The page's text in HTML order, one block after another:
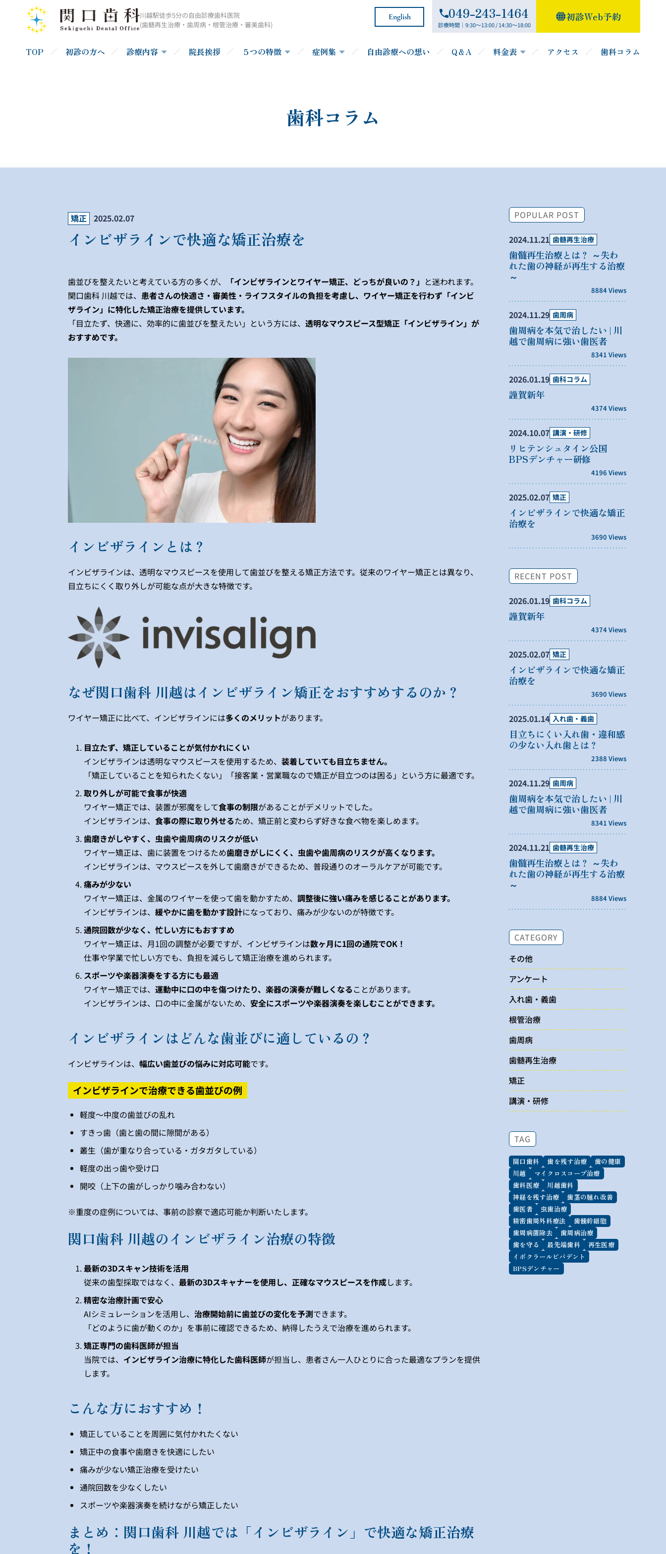
川越駅徒歩5分の自由診療歯科医院
(歯髄再生治療・歯周病・根管治療・審美歯科)
English 049-243-1464
診療時間｜9:30～13:00 / 14:30～18:00
初診Web予約
TOP 初診の方へ 診療内容 院長挨拶 ５つの特徴 症例集 自由診療への想い Q＆A 料金表 アクセス 歯科コラム
歯科コラム
矯正 2025.02.07
インビザラインで快適な矯正治療を
歯並びを整えたいと考えている方の多くが、 「インビザラインとワイヤー矯正、どっちが良いの？」 と迷われます。
関口歯科 川越では、 患者さんの快適さ・審美性・ライフスタイルの負担を考慮し、ワイヤー矯正を行わず「インビ
ザライン」に特化した矯正治療を提供しています。
「目立たず、快適に、効率的に歯並びを整えたい」という方には、 透明なマウスピース型矯正「インビザライン」が
おすすめです。
インビザラインとは？
インビザラインは、透明なマウスピースを使用して歯並びを整える矯正方法です。従来のワイヤー矯正とは異なり、
目立ちにくく取り外しが可能な点が大きな特徴です。
なぜ関口歯科 川越はインビザライン矯正をおすすめするのか？
ワイヤー矯正に比べて、インビザラインには多くのメリットがあります。
目立たず、矯正していることが気付かれにくい
インビザラインは透明なマウスピースを使用するため、 装着していても目立ちません。
「矯正していることを知られたくない」「接客業・営業職なので矯正が目立つのは困る」という方に最適です。
取り外しが可能で食事が快適
ワイヤー矯正では、装置が邪魔をして食事の制限があることがデメリットでした。
インビザラインは、 食事の際に取り外せるため、矯正前と変わらず好きな食べ物を楽しめます。
歯磨きがしやすく、虫歯や歯周病のリスクが低い
ワイヤー矯正は、歯に装置をつけるため歯磨きがしにくく、虫歯や歯周病のリスクが高くなります。
インビザラインは、マウスピースを外して歯磨きができるため、普段通りのオーラルケアが可能です。
痛みが少ない
ワイヤー矯正は、金属のワイヤーを使って歯を動かすため、 調整後に強い痛みを感じることがあります。
インビザラインは、 緩やかに歯を動かす設計になっており、痛みが少ないのが特徴です。
通院回数が少なく、忙しい方にもおすすめ
ワイヤー矯正は、月1回の調整が必要ですが、インビザラインは数ヶ月に1回の通院でOK！
仕事や学業で忙しい方でも、負担を減らして矯正治療を進められます。
スポーツや楽器演奏をする方にも最適
ワイヤー矯正では、 運動中に口の中を傷つけたり、楽器の演奏が難しくなることがあります。
インビザラインは、口の中に金属がないため、 安全にスポーツや楽器演奏を楽しむことができます。
インビザラインはどんな歯並びに適しているの？
インビザラインは、 幅広い歯並びの悩みに対応可能です。
インビザラインで治療できる歯並びの例
軽度〜中度の歯並びの乱れ
すきっ歯（歯と歯の間に隙間がある）
叢生（歯が重なり合っている・ガタガタしている）
軽度の出っ歯や受け口
開咬（上下の歯がしっかり噛み合わない）
※重度の症例については、事前の診察で適応可能か判断いたします。
関口歯科 川越のインビザライン治療の特徴
最新の3Dスキャン技術を活用
従来の歯型採取ではなく、 最新の3Dスキャナーを使用し、正確なマウスピースを作成します。
精密な治療計画で安心
AIシミュレーションを活用し、 治療開始前に歯並びの変化を予測できます。
「どのように歯が動くのか」を事前に確認できるため、納得したうえで治療を進められます。
矯正専門の歯科医師が担当
当院では、 インビザライン治療に特化した歯科医師が担当し、患者さん一人ひとりに合った最適なプランを提供
します。
こんな方におすすめ！
矯正していることを周囲に気付かれたくない
矯正中の食事や歯磨きを快適にしたい
痛みが少ない矯正治療を受けたい
通院回数を少なくしたい
スポーツや楽器演奏を続けながら矯正したい
まとめ：関口歯科 川越では「インビザライン」で快適な矯正治療
を！
POPULAR POST
2024.11.21 歯髄再生治療
歯髄再生治療とは？ ～失わ
れた歯の神経が再生する治療
～
8884 Views
2024.11.29 歯周病
歯周病を本気で治したい | 川
越で歯周病に強い歯医者
8341 Views
2026.01.19 歯科コラム
謹賀新年
4374 Views
2024.10.07 講演・研修
リヒテンシュタイン公国
BPSデンチャー研修
4196 Views
2025.02.07 矯正
インビザラインで快適な矯正
治療を
3690 Views
RECENT POST
2026.01.19 歯科コラム
謹賀新年
4374 Views
2025.02.07 矯正
インビザラインで快適な矯正
治療を
3690 Views
2025.01.14 入れ歯・義歯
目立ちにくい入れ歯・違和感
の少ない入れ歯とは？
2388 Views
2024.11.29 歯周病
歯周病を本気で治したい | 川
越で歯周病に強い歯医者
8341 Views
2024.11.21 歯髄再生治療
歯髄再生治療とは？ ～失わ
れた歯の神経が再生する治療
～
8884 Views
CATEGORY
その他
アンケート
入れ歯・義歯
根管治療
歯周病
歯髄再生治療
矯正
講演・研修
TAG
関口歯科 歯を残す治療
歯の健康
川越
マイクロスコープ治療
歯科医療
川越歯科
神経を残す治療
歯茎の腫れ改善
歯医者
虫歯治療
精密歯周外科療法
歯髄幹細胞
歯周病菌除去
歯周病治療
歯を守る
最先端歯科
再生医療
イボクラールビバデント
BPSデンチャー